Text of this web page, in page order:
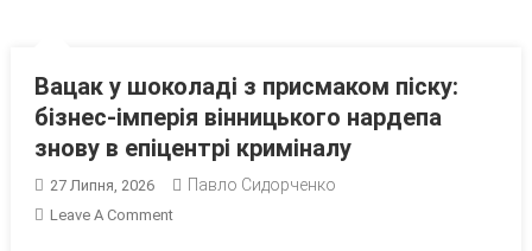
Вацак у шоколаді з присмаком піску:
бізнес-імперія вінницького нардепа
знову в епіцентрі криміналу
27 Липня, 2026 Павло Сидорченко
Leave A CommentOn